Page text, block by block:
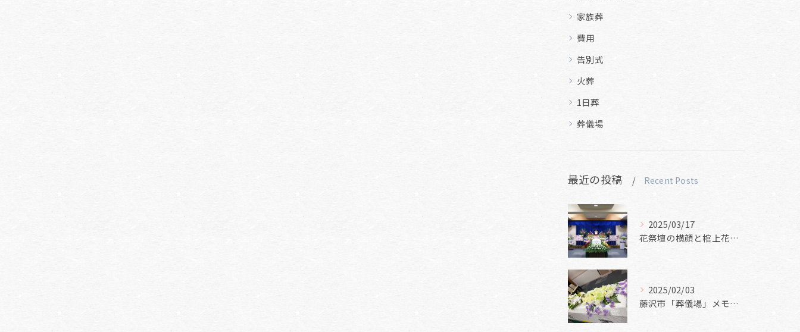
家族葬
費用
告別式
火葬
1日葬
葬儀場
最近の投稿 Recent Posts
2025/03/17
花祭壇の横顔と棺上花と焼香花
2025/02/03
藤沢市「葬儀場」メモリアルホール美空